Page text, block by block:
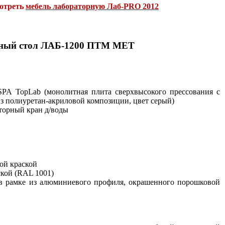
мебель лабораторную Лаб-PRO 2012
стол ЛАБ-1200 ПТМ МЕТ
TopLab (монолитная плита сверхвысокого прессования с
полиуретан-акриловой композиции, цвет серый)
кран д/воды
краской
(RAL 1001)
из алюминиевого профиля, окрашенного порошковой